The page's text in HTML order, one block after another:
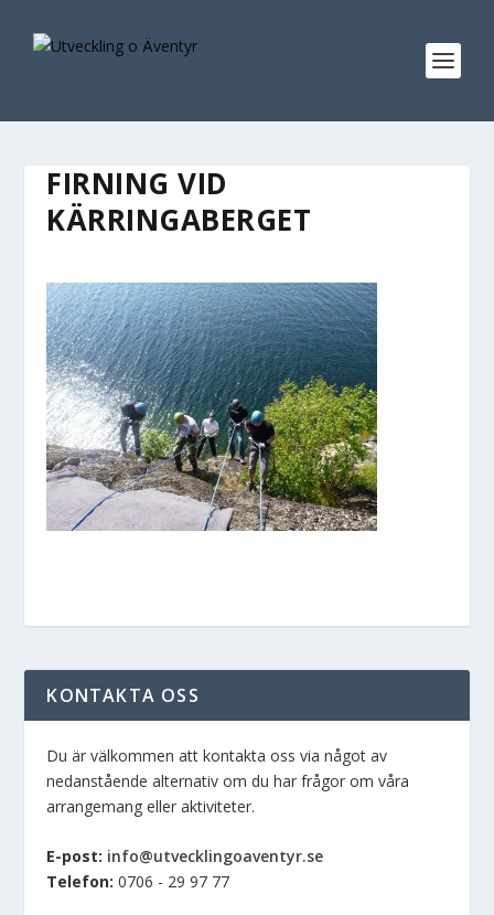
FIRNING VID
KÄRRINGABERGET
KONTAKTA OSS
Du är välkommen att kontakta oss via något av
nedanstående alternativ om du har frågor om våra
arrangemang eller aktiviteter.
E-post: info@utvecklingoaventyr.se
Telefon: 0706 - 29 97 77